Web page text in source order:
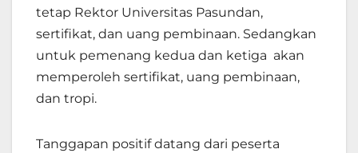
tetap Rektor Universitas Pasundan,
sertifikat, dan uang pembinaan. Sedangkan
untuk pemenang kedua dan ketiga akan
memperoleh sertifikat, uang pembinaan,
dan tropi.
Tanggapan positif datang dari peserta